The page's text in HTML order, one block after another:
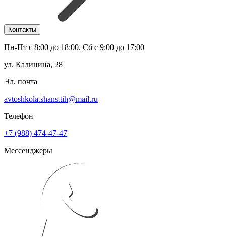
Контакты
Пн-Пт с 8:00 до 18:00, Сб с 9:00 до 17:00
ул. Калинина, 28
Эл. почта
avtoshkola.shans.tih@mail.ru
Телефон
+7 (988) 474-47-47
Мессенджеры